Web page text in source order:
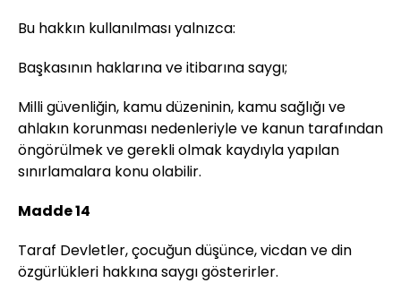
Bu hakkın kullanılması yalnızca:
Başkasının haklarına ve itibarına saygı;
Milli güvenliğin, kamu düzeninin, kamu sağlığı ve
ahlakın korunması nedenleriyle ve kanun tarafından
öngörülmek ve gerekli olmak kaydıyla yapılan
sınırlamalara konu olabilir.
Madde 14
Taraf Devletler, çocuğun düşünce, vicdan ve din
özgürlükleri hakkına saygı gösterirler.